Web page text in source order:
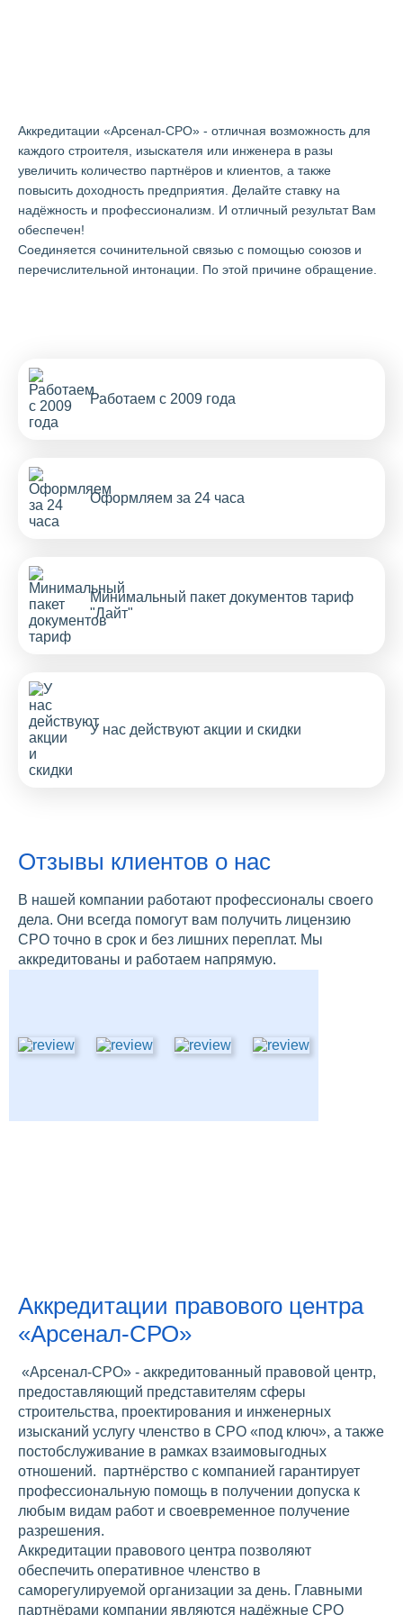
Аккредитации «Арсенал-СРО» - отличная возможность для
каждого строителя, изыскателя или инженера в разы
увеличить количество партнёров и клиентов, а также
повысить доходность предприятия. Делайте ставку на
надёжность и профессионализм. И отличный результат Вам
обеспечен!
Cоединяется сочинительной связью с помощью союзов и
перечислительной интонации. По этой причине обращение.
Работаем с 2009 года
Оформляем за 24 часа
Минимальный пакет документов тариф
"Лайт"
У нас действуют акции и скидки
Отзывы клиентов о нас
В нашей компании работают профессионалы своего
дела. Они всегда помогут вам получить лицензию
СРО точно в срок и без лишних переплат. Мы
аккредитованы и работаем напрямую.
Аккредитации правового центра
«Арсенал-СРО»
«Арсенал-СРО» - аккредитованный правовой центр,
предоставляющий представителям сферы
строительства, проектирования и инженерных
изысканий услугу членство в СРО «под ключ», а также
постобслуживание в рамках взаимовыгодных
отношений. партнёрство с компанией гарантирует
профессиональную помощь в получении допуска к
любым видам работ и своевременное получение
разрешения.
Аккредитации правового центра позволяют
обеспечить оперативное членство в
саморегулируемой организации за день. Главными
партнёрами компании являются надёжные СРО